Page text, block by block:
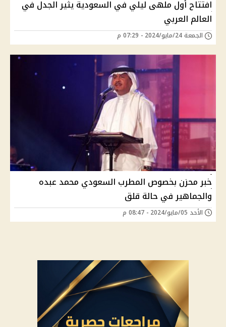
افتتاح أول ملهى ليلي في السعودية يثير الجدل في
العالم العربي
الجمعة 24/مايو/2024 - 07:29 م
خبر محزن بخصوص المطرب السعودي محمد عبده
والجماهير في حالة قلق
الأحد 05/مايو/2024 - 08:47 م